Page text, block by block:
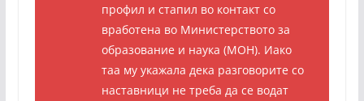
профил и стапил во контакт со
вработена во Министерството за
образование и наука (МОН). Иако
таа му укажала дека разговорите со
наставници не треба да се водат